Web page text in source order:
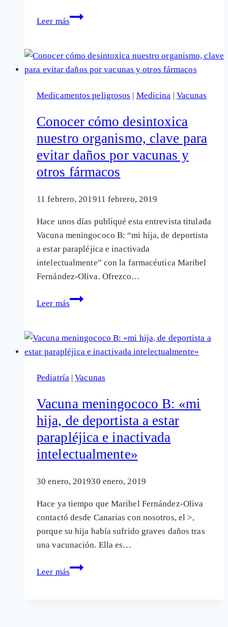
Leer más
¿Qué
más
peligroso
los
Los
«anti
algunas
vacunas»
Medicamentos peligrosos | Medicina | Vacunas
Conocer cómo desintoxica
nuestro organismo, clave para
evitar daños por vacunas y
otros fármacos
11 febrero, 201911 febrero, 2019
Hace unos días publiqué esta entrevista titulada
Vacuna meningococo B: “mi hija, de deportista
a estar parapléjica e inactivada
intelectualmente” con la farmacéutica Maribel
Fernández-Oliva. Ofrezco…
Leer más
Conocer
nuestro
organismo,
para
daños
por
vacunas
otros
fármacos
Pediatría|Vacunas
Vacuna meningococo B: «mi
hija, de deportista a estar
parapléjica e inactivada
intelectualmente»
30 enero, 201930 enero, 2019
Hace ya tiempo que Maribel Fernández-Oliva
contactó desde Canarias con nosotros, el >,
porque su hija había sufrido graves daños tras
una vacunación. Ella es…
Leer más
Vacuna